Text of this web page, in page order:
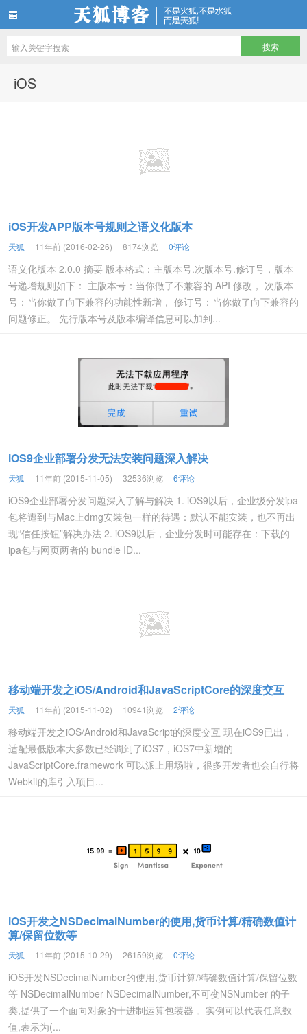
iOS
iOS开发APP版本号规则之语义化版本
天狐 11年前 (2016-02-26) 8174浏览 0评论
语义化版本 2.0.0 摘要 版本格式：主版本号.次版本号.修订号，版本
号递增规则如下： 主版本号：当你做了不兼容的 API 修改， 次版本
号：当你做了向下兼容的功能性新增， 修订号：当你做了向下兼容的
问题修正。 先行版本号及版本编译信息可以加到...
iOS9企业部署分发无法安装问题深入解决
天狐 11年前 (2015-11-05) 32536浏览 6评论
iOS9企业部署分发问题深入了解与解决 1. iOS9以后，企业级分发ipa
包将遭到与Mac上dmg安装包一样的待遇：默认不能安装，也不再出
现“信任按钮”解决办法 2. iOS9以后，企业分发时可能存在：下载的
ipa包与网页两者的 bundle ID...
移动端开发之iOS/Android和JavaScriptCore的深度交互
天狐 11年前 (2015-11-02) 10941浏览 2评论
移动端开发之iOS/Android和JavaScript的深度交互 现在iOS9已出，
适配最低版本大多数已经调到了iOS7，iOS7中新增的
JavaScriptCore.framework 可以派上用场啦，很多开发者也会自行将
Webkit的库引入项目...
iOS开发之NSDecimalNumber的使用,货币计算/精确数值计
算/保留位数等
天狐 11年前 (2015-10-29) 26159浏览 0评论
iOS开发NSDecimalNumber的使用,货币计算/精确数值计算/保留位数
等 NSDecimalNumber NSDecimalNumber,不可变NSNumber 的子
类,提供了一个面向对象的十进制运算包装器 。实例可以代表任意数
值,表示为(...